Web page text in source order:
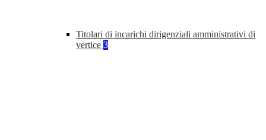
Titolari di incarichi dirigenziali amministrativi di
vertice 3